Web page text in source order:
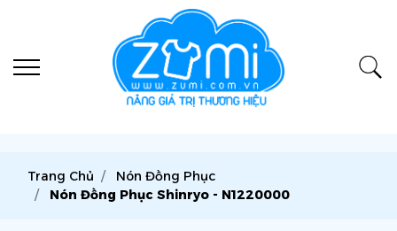
Trang Chủ
Nón Đồng Phục
Nón Đồng Phục Shinryo - N1220000